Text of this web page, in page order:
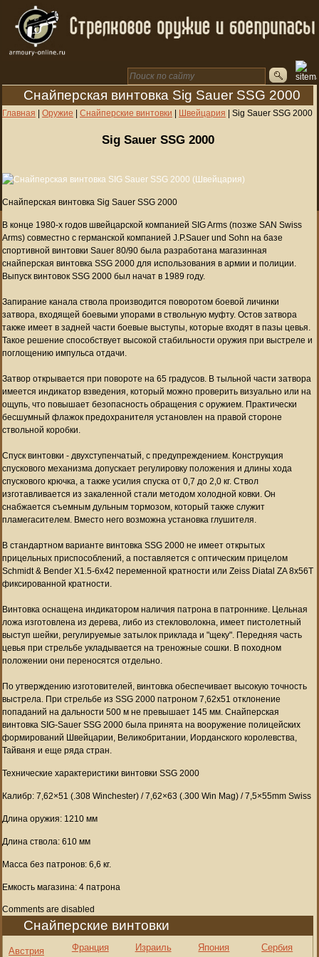
Снайперская винтовка Sig Sauer SSG 2000
Главная | Оружие | Снайперские винтовки | Швейцария | Sig Sauer SSG 2000
Sig Sauer SSG 2000
Снайперская винтовка Sig Sauer SSG 2000
В конце 1980-х годов швейцарской компанией SIG Arms (позже SAN Swiss
Arms) совместно с германской компанией J.P.Sauer und Sohn на базе
спортивной винтовки Sauer 80/90 была разработана магазинная
снайперская винтовка SSG 2000 для использования в армии и полиции.
Выпуск винтовок SSG 2000 был начат в 1989 году.
Запирание канала ствола производится поворотом боевой личинки
затвора, входящей боевыми упорами в ствольную муфту. Остов затвора
также имеет в задней части боевые выступы, которые входят в пазы цевья.
Такое решение способствует высокой стабильности оружия при выстреле и
поглощению импульса отдачи.
Затвор открывается при повороте на 65 градусов. В тыльной части затвора
имеется индикатор взведения, который можно проверить визуально или на
ощупь, что повышает безопасность обращения с оружием. Практически
бесшумный флажок предохранителя установлен на правой стороне
ствольной коробки.
Спуск винтовки - двухступенчатый, с предупреждением. Конструкция
спускового механизма допускает регулировку положения и длины хода
спускового крючка, а также усилия спуска от 0,7 до 2,0 кг. Ствол
изготавливается из закаленной стали методом холодной ковки. Он
снабжается съемным дульным тормозом, который также служит
пламегасителем. Вместо него возможна установка глушителя.
В стандартном варианте винтовка SSG 2000 не имеет открытых
прицельных приспособлений, а поставляется с оптическим прицелом
Schmidt & Bender X1.5-6x42 переменной кратности или Zeiss Diatal ZA 8x56T
фиксированной кратности.
Винтовка оснащена индикатором наличия патрона в патроннике. Цельная
ложа изготовлена из дерева, либо из стекловолокна, имеет пистолетный
выступ шейки, регулируемые затылок приклада и "щеку". Передняя часть
цевья при стрельбе укладывается на треножные сошки. В походном
положении они переносятся отдельно.
По утверждению изготовителей, винтовка обеспечивает высокую точность
выстрела. При стрельбе из SSG 2000 патроном 7,62х51 отклонение
попаданий на дальности 500 м не превышает 145 мм. Снайперская
винтовка SIG-Sauer SSG 2000 была принята на вооружение полицейских
формирований Швейцарии, Великобритании, Иорданского королевства,
Тайваня и еще ряда стран.
Технические характеристики винтовки SSG 2000
Калибр: 7,62×51 (.308 Winchester) / 7,62×63 (.300 Win Mag) / 7,5×55mm Swiss
Длина оружия: 1210 мм
Длина ствола: 610 мм
Масса без патронов: 6,6 кг.
Емкость магазина: 4 патрона
Comments are disabled
Снайперские винтовки
Австрия Франция Израиль Япония Сербия